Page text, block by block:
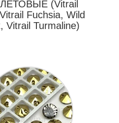
(Vitrail
Fuchsia, Wild
Vitrail Turmaline)